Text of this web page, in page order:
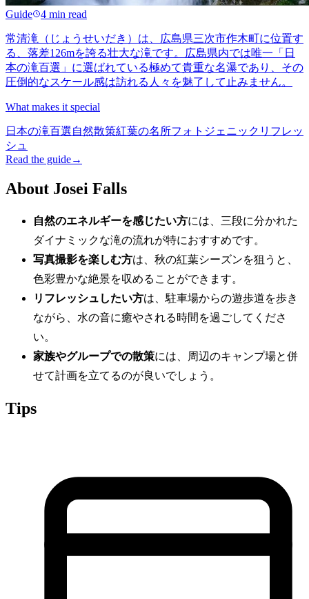
Guide 4 min read
常清滝（じょうせいだき）は、広島県三次市作木町に位置す
る、落差126mを誇る壮大な滝です。広島県内では唯一「日
本の滝百選」に選ばれている極めて貴重な名瀑であり、その
圧倒的なスケール感は訪れる人々を魅了して止みません。
What makes it special
日本の滝百選自然散策紅葉の名所フォトジェニック リフレッ
シュ
Read the guide→
About Josei Falls
自然のエネルギーを感じたい方には、三段に分かれた
ダイナミックな滝の流れが特におすすめです。
写真撮影を楽しむ方は、秋の紅葉シーズンを狙うと、
色彩豊かな絶景を収めることができます。
リフレッシュしたい方は、駐車場からの遊歩道を歩き
ながら、水の音に癒やされる時間を過ごしてくださ
い。
家族やグループでの散策には、周辺のキャンプ場と併
せて計画を立てるのが良いでしょう。
Tips